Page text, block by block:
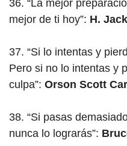
36. “La mejor
mejor de ti hoy”: H.
37. “Si lo intentas y
Pero si no lo intentas y
culpa”: Orson Scott
38. “Si pasas
nunca lo lograrás”: